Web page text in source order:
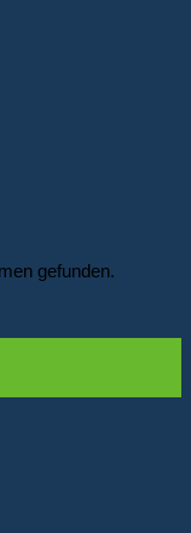
gefunden.